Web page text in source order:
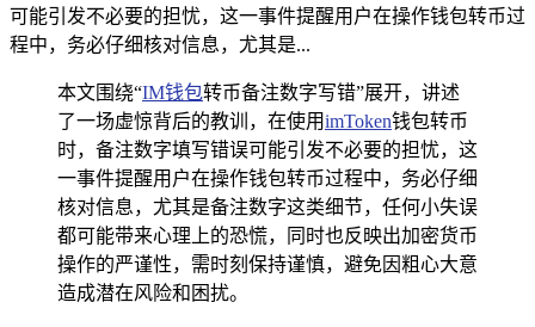
可能引发不必要的担忧，这一事件提醒用户在操作钱包转币过
程中，务必仔细核对信息，尤其是...
本文围绕“IM钱包转币备注数字写错”展开，讲述
了一场虚惊背后的教训，在使用imToken钱包转币
时，备注数字填写错误可能引发不必要的担忧，这
一事件提醒用户在操作钱包转币过程中，务必仔细
核对信息，尤其是备注数字这类细节，任何小失误
都可能带来心理上的恐慌，同时也反映出加密货币
操作的严谨性，需时刻保持谨慎，避免因粗心大意
造成潜在风险和困扰。